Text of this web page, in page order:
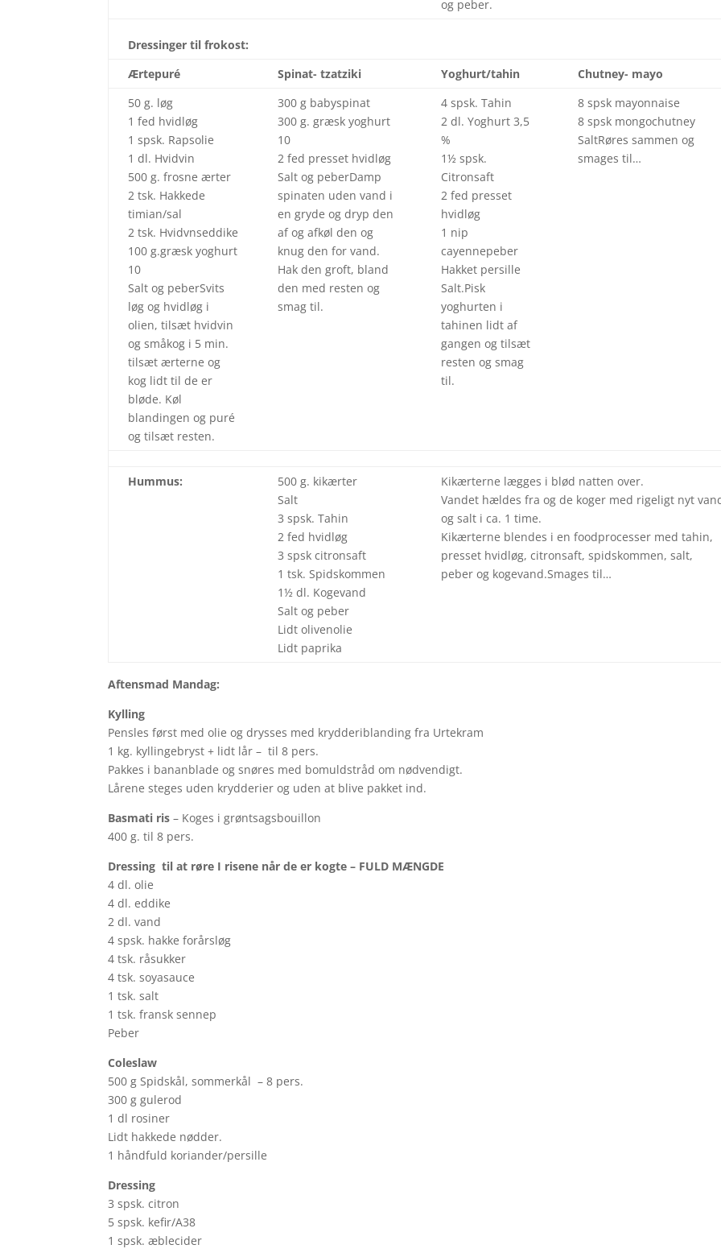
og peber.
Dressinger til frokost:
Ærtepuré
Spinat- tzatziki Yoghurt/tahin
Chutney- mayo
50 g. løg
1 fed hvidløg
1 spsk. Rapsolie
1 dl. Hvidvin
500 g. frosne ærter
2 tsk. Hakkede
timian/sal
2 tsk. Hvidvnseddike
100 g.græsk yoghurt
10
Salt og peberSvits
løg og hvidløg i
olien, tilsæt hvidvin
og småkog i 5 min.
tilsæt ærterne og
kog lidt til de er
bløde. Køl
blandingen og puré
og tilsæt resten.
300 g babyspinat
300 g. græsk yoghurt
10
2 fed presset hvidløg
Salt og peberDamp
spinaten uden vand i
en gryde og dryp den
af og afkøl den og
knug den for vand.
Hak den groft, bland
den med resten og
smag til.
4 spsk. Tahin
2 dl. Yoghurt 3,5
%
1½ spsk.
Citronsaft
2 fed presset
hvidløg
1 nip
cayennepeber
Hakket persille
Salt.Pisk
yoghurten i
tahinen lidt af
gangen og tilsæt
resten og smag
til.
8 spsk mayonnaise
8 spsk mongochutney
SaltRøres sammen og
smages til…
Hummus:
500 g. kikærter
Salt
3 spsk. Tahin
2 fed hvidløg
3 spsk citronsaft
1 tsk. Spidskommen
1½ dl. Kogevand
Salt og peber
Lidt olivenolie
Lidt paprika
Kikærterne lægges i blød natten over.
Vandet hældes fra og de koger med rigeligt nyt
og salt i ca. 1 time.
Kikærterne blendes i en foodprocesser med tahin,
presset hvidløg, citronsaft, spidskommen, salt,
peber og kogevand.Smages til…
Aftensmad Mandag:
Kylling
Pensles først med olie og drysses med krydderiblanding fra Urtekram
1 kg. kyllingebryst + lidt lår – til 8 pers.
Pakkes i bananblade og snøres med bomuldstråd om nødvendigt.
Lårene steges uden krydderier og uden at blive pakket ind.
Basmati ris – Koges i grøntsagsbouillon
400 g. til 8 pers.
Dressing til at røre I risene når de er kogte – FULD MÆNGDE
4 dl. olie
4 dl. eddike
2 dl. vand
4 spsk. hakke forårsløg
4 tsk. råsukker
4 tsk. soyasauce
1 tsk. salt
1 tsk. fransk sennep
Peber
Coleslaw
500 g Spidskål, sommerkål – 8 pers.
300 g gulerod
1 dl rosiner
Lidt hakkede nødder.
1 håndfuld koriander/persille
Dressing
3 spsk. citron
5 spsk. kefir/A38
1 spsk. æblecider